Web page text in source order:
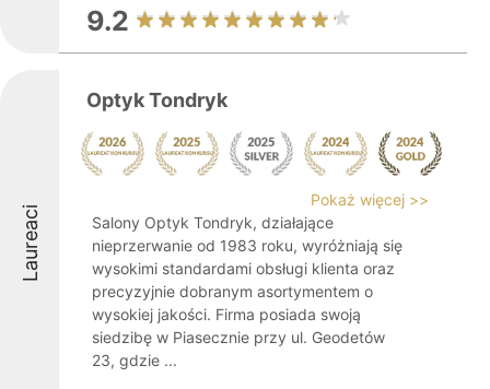
9.2
Laureaci
Optyk Tondryk
Pokaż więcej >>
Salony Optyk Tondryk, działające
nieprzerwanie od 1983 roku, wyróżniają się
wysokimi standardami obsługi klienta oraz
precyzyjnie dobranym asortymentem o
wysokiej jakości. Firma posiada swoją
siedzibę w Piasecznie przy ul. Geodetów
23, gdzie ...